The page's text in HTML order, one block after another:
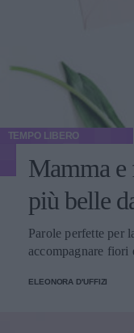
TEMPO LIBERO
Mamma
più belle
Parole perfette per
accompagnare
ELEONORA D'UFFIZI